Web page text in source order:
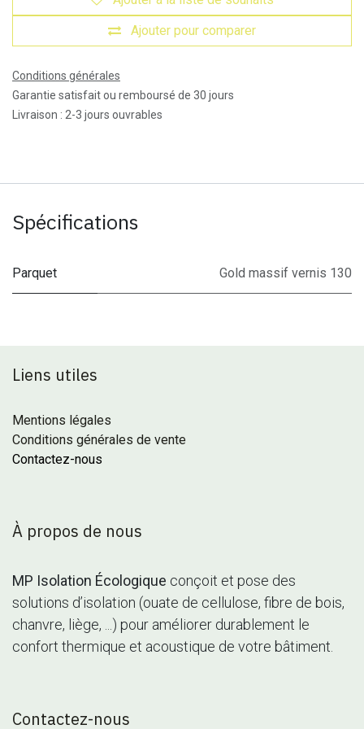
Ajouter pour comparer
Conditions générales
Garantie satisfait ou remboursé de 30 jours
Livraison : 2-3 jours ouvrables
Spécifications
Parquet Gold massif vernis 130
Liens utiles
Mentions légales
Conditions générales de vente
Contactez-nous
À propos de nous
MP Isolation Écologique conçoit et pose des
solutions d’isolation (ouate de cellulose, fibre de bois,
chanvre, liège, ...) pour améliorer durablement le
confort thermique et acoustique de votre bâtiment.
Contactez-nous